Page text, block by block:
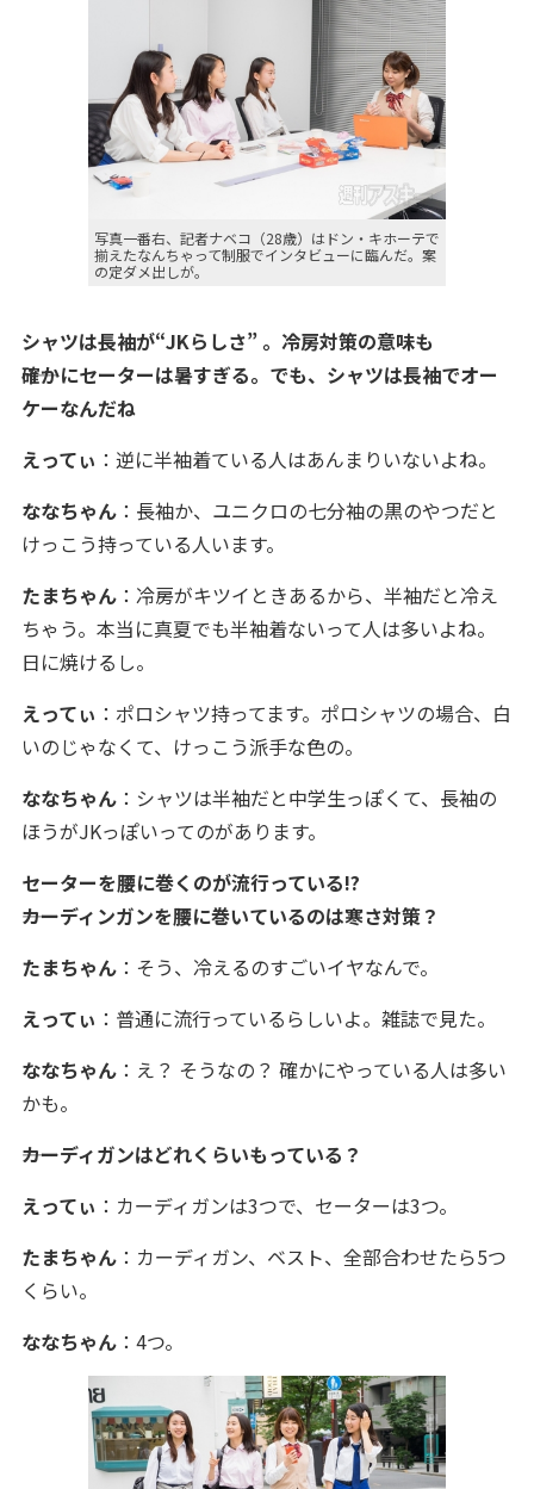
写真一番右、記者ナベコ（28歳）はドン・キホーテで
揃えたなんちゃって制服でインタビューに臨んだ。案
の定ダメ出しが。
シャツは長袖が“JKらしさ” 。冷房対策の意味も
――確かにセーターは暑すぎる。でも、シャツは長袖でオー
ケーなんだね
えってぃ ：逆に半袖着ている人はあんまりいないよね。
ななちゃん：長袖か、ユニクロの七分袖の黒のやつだと
けっこう持っている人います。
たまちゃん：冷房がキツイときあるから、半袖だと冷え
ちゃう。本当に真夏でも半袖着ないって人は多いよね。
日に焼けるし。
えってぃ ：ポロシャツ持ってます。ポロシャツの場合、白
いのじゃなくて、けっこう派手な色の。
ななちゃん：シャツは半袖だと中学生っぽくて、長袖の
ほうがJKっぽいってのがあります。
セーターを腰に巻くのが流行っている!?
――カーディンガンを腰に巻いているのは寒さ対策？
たまちゃん：そう、冷えるのすごいイヤなんで。
えってぃ ：普通に流行っているらしいよ。雑誌で見た。
ななちゃん：え？ そうなの？ 確かにやっている人は多い
かも。
――カーディガンはどれくらいもっている？
えってぃ ：カーディガンは3つで、セーターは3つ。
たまちゃん：カーディガン、ベスト、全部合わせたら5つ
くらい。
ななちゃん：4つ。